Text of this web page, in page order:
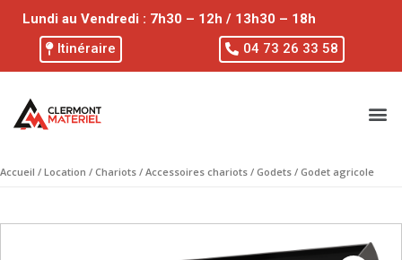
Lundi au Vendredi : 7h30 – 12h / 13h30 – 18h
Itinéraire
04 73 26 33 58
Accueil / Location / Chariots / Accessoires chariots / Godets / Godet agricole